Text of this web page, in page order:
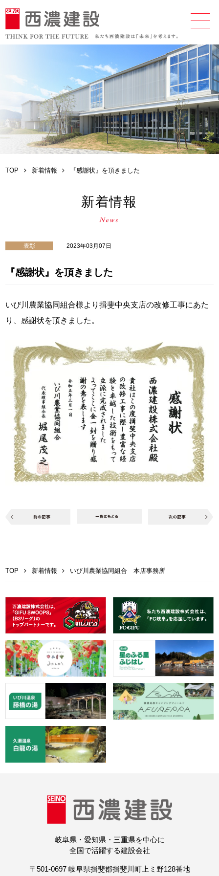
TOP 新着情報 『感謝状』を頂きました
新着情報
表彰 2023年03月07日
『感謝状』を頂きました
いび川農業協同組合様より揖斐中央支店の改修工事にあた
り、感謝状を頂きました。
TOP 新着情報 いび川農業協同組合 本店事務所
岐阜県・愛知県・三重県を中心に
全国で活躍する建設会社
〒501-0697 岐阜県揖斐郡揖斐川町上ミ野128番地